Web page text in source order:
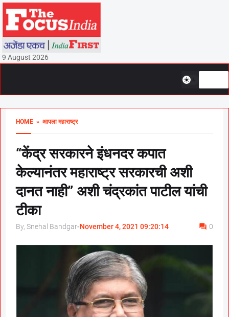
9 August 2026
HOME » आपला महाराष्ट्र
“केंद्र सरकारने इंधनदर कपात
केल्यानंतर महाराष्ट्र सरकारची अशी
दानत नाही” अशी चंद्रकांत पाटील यांची
टीका
By, Snehal Bandgar-November 4, 2021 09:20:14 0